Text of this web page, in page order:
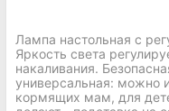
Лампа настольная с
Яркость света
накаливания.
универсальная: можно
кормящих мам, для